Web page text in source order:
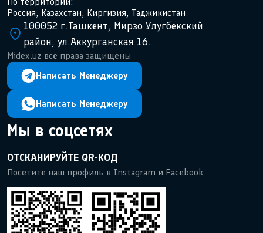
Россия, Казахстан, Киргизия, Таджикистан
100052 г.Ташкент, Мирзо Улугбекский
район, ул.Аккурганская 16.
Midex.uz все права защищены
Написать Менеджеру
Написать Менеджеру
Мы в соцсетях
ОТСКАНИРУЙТЕ QR-КОД
Посетите наш профиль в Instagram и Facebook